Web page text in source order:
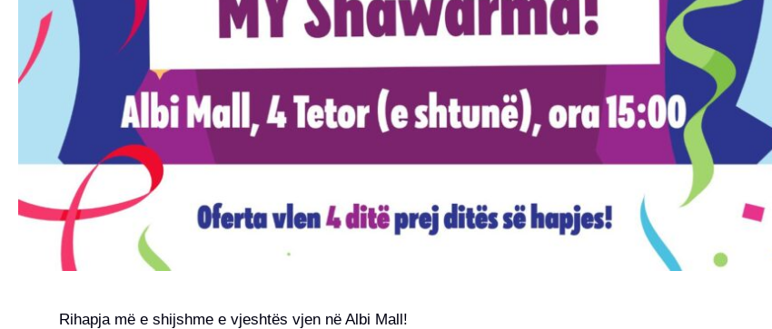
Rihapja më e shijshme e vjeshtës vjen në Albi Mall!